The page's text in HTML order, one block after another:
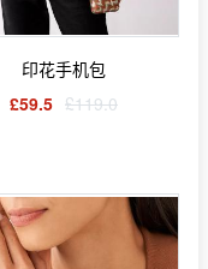
印花手机包
£59.5 £119.0